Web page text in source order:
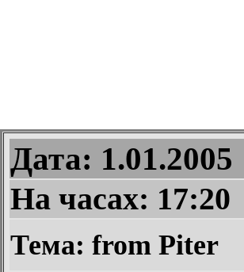
Дата: 1.01.2005
На часах: 17:20
Тема: from Piter